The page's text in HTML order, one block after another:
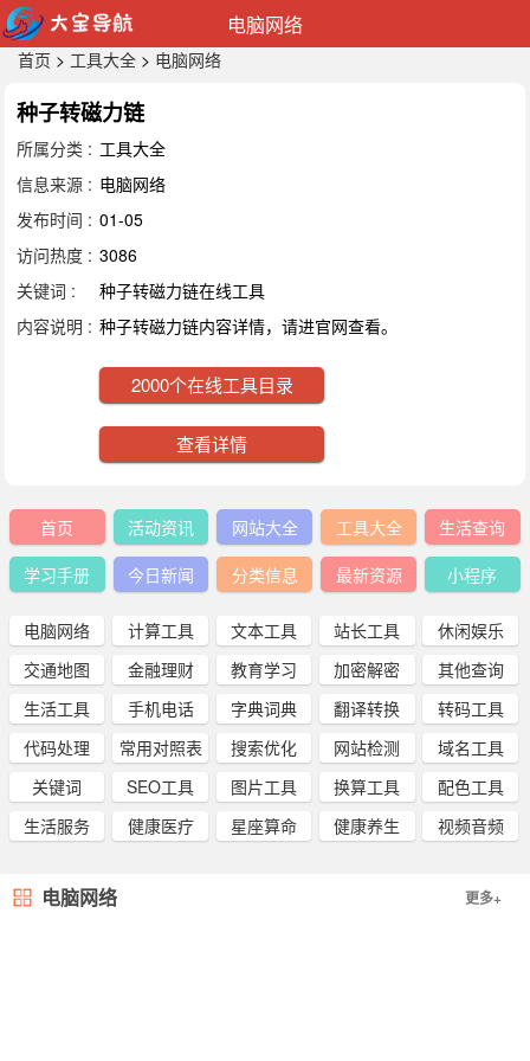
电脑网络
首页 > 工具大全 > 电脑网络
种子转磁力链
所属分类 : 工具大全
信息来源 : 电脑网络
发布时间 : 01-05
访问热度 : 3086
关键词 :
种子转磁力链在线工具
内容说明 : 种子转磁力链内容详情，请进官网查看。
2000个在线工具目录
查看详情
首页 活动资讯 网站大全 工具大全
生活查询
学习手册
今日新闻 分类信息 最新资源 小程序
电脑网络 计算工具 文本工具 站长工具
休闲娱乐
交通地图
金融理财 教育学习 加密解密
其他查询
生活工具
手机电话 字典词典 翻译转换
转码工具
代码处理
常用对照表 搜索优化 网站检测
域名工具
关键词
SEO工具 图片工具 换算工具
配色工具
生活服务
健康医疗 星座算命 健康养生 视频音频
电脑网络 更多+